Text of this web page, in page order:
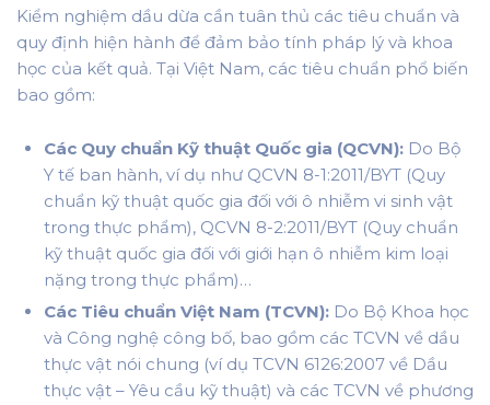
Kiểm nghiệm dầu dừa cần tuân thủ các tiêu chuẩn và
quy định hiện hành để đảm bảo tính pháp lý và khoa
học của kết quả. Tại Việt Nam, các tiêu chuẩn phổ biến
bao gồm:
Các Quy chuẩn Kỹ thuật Quốc gia (QCVN): Do Bộ
Y tế ban hành, ví dụ như QCVN 8-1:2011/BYT (Quy
chuẩn kỹ thuật quốc gia đối với ô nhiễm vi sinh vật
trong thực phẩm), QCVN 8-2:2011/BYT (Quy chuẩn
kỹ thuật quốc gia đối với giới hạn ô nhiễm kim loại
nặng trong thực phẩm)…
Các Tiêu chuẩn Việt Nam (TCVN): Do Bộ Khoa học
và Công nghệ công bố, bao gồm các TCVN về dầu
thực vật nói chung (ví dụ TCVN 6126:2007 về Dầu
thực vật – Yêu cầu kỹ thuật) và các TCVN về phương